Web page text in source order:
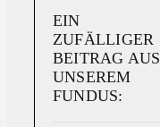
EIN
ZUFÄLLIGER
BEITRAG AUS
UNSEREM
FUNDUS: